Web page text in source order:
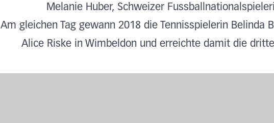
Melanie Huber, Schweizer
Am gleichen Tag gewann 2018 die Tennisspielerin Belinda
Alice Riske in Wimbeldon und erreichte damit die dritte